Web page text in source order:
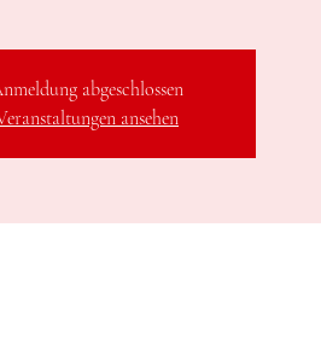
abgeschlossen
ansehen